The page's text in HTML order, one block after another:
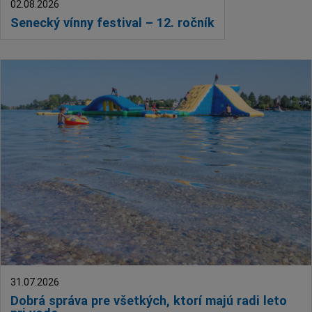
Senecký vínny festival – 12. ročník
02.08.2026
Dobrá správa pre všetkých, ktorí majú radi leto
31.07.2026